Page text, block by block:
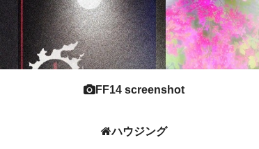
FF14 screenshot
ハウジング